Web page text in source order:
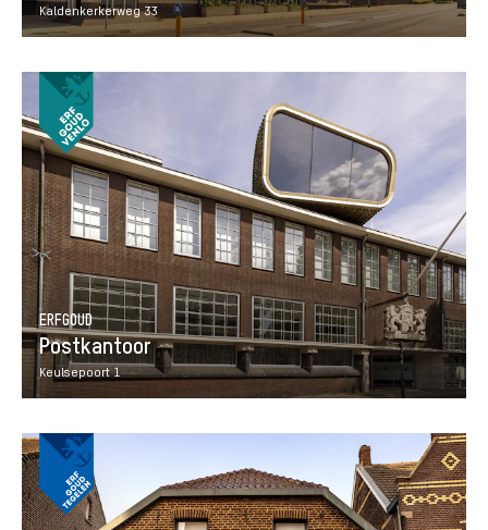
Kaldenkerkerweg 33
ERFGOUD
Postkantoor
Keulsepoort 1